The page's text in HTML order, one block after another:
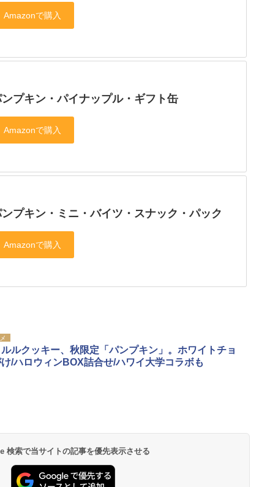
プキン・パイナップル・ギフト缶
プキン・ミニ・バイツ・スナック・パック
ルクッキー、秋限定「パンプキン」。ホワイトチョ
け/ハロウィンBOX詰合せ/ハワイ大学コラボも
検索で当サイトの記事を優先表示させる